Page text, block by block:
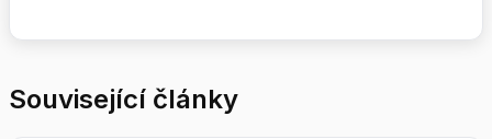
Související články